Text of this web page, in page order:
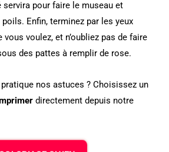
servira pour faire le museau et
Enfin, terminez par les yeux
vous voulez, et n’oubliez pas de faire
des pattes à remplir de rose.
nos astuces ? Choisissez un
directement depuis notre